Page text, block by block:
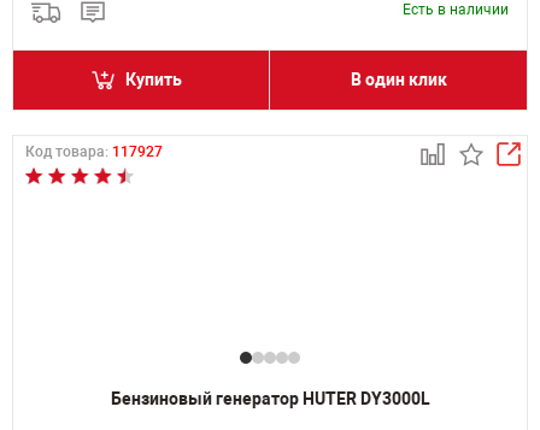
Есть в наличии
Купить В один клик
Код товара: 117927
Бензиновый генератор HUTER DY3000L